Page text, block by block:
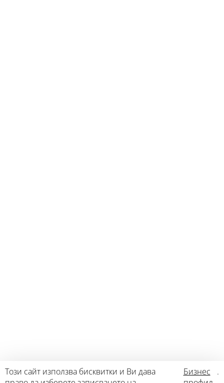
Този сайт използва бисквитки и Ви дава
Бизнес
.